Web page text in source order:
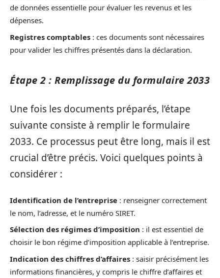
de données essentielle pour évaluer les revenus et les
dépenses.
Registres comptables : ces documents sont nécessaires
pour valider les chiffres présentés dans la déclaration.
Étape 2 : Remplissage du formulaire 2033
Une fois les documents préparés, l’étape
suivante consiste à remplir le formulaire
2033. Ce processus peut être long, mais il est
crucial d’être précis. Voici quelques points à
considérer :
Identification de l’entreprise : renseigner correctement
le nom, l’adresse, et le numéro SIRET.
Sélection des régimes d’imposition : il est essentiel de
choisir le bon régime d’imposition applicable à l’entreprise.
Indication des chiffres d’affaires : saisir précisément les
informations financières, y compris le chiffre d’affaires et